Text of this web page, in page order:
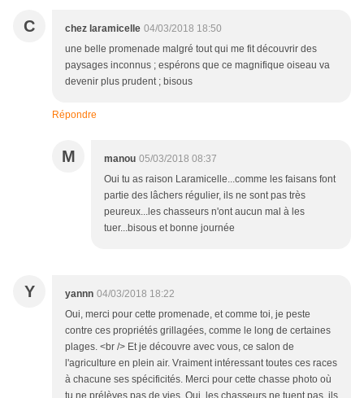
C chez laramicelle 04/03/2018 18:50
une belle promenade malgré tout qui me fit découvrir des
paysages inconnus ; espérons que ce magnifique oiseau va
devenir plus prudent ; bisous
Répondre
M manou 05/03/2018 08:37
Oui tu as raison Laramicelle...comme les faisans font
partie des lâchers régulier, ils ne sont pas très
peureux...les chasseurs n'ont aucun mal à les
tuer...bisous et bonne journée
Y yannn 04/03/2018 18:22
Oui, merci pour cette promenade, et comme toi, je peste
contre ces propriétés grillagées, comme le long de certaines
plages. <br /> Et je découvre avec vous, ce salon de
l'agriculture en plein air. Vraiment intéressant toutes ces races
à chacune ses spécificités. Merci pour cette chasse photo où
tu ne prélèves pas de vies. Oui, les chasseurs ne tuent pas, ils